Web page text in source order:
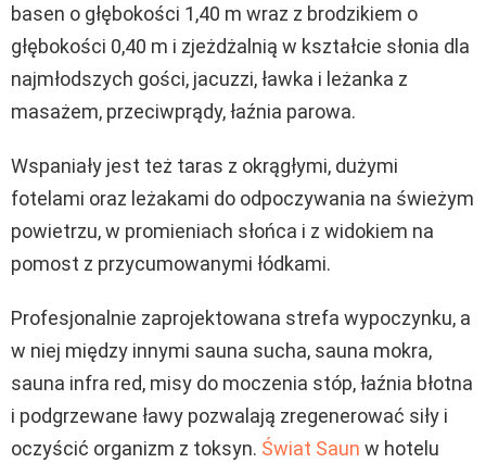
basen o głębokości 1,40 m wraz z brodzikiem o
głębokości 0,40 m i zjeżdżalnią w kształcie słonia dla
najmłodszych gości, jacuzzi, ławka i leżanka z
masażem, przeciwprądy, łaźnia parowa.
Wspaniały jest też taras z okrągłymi, dużymi
fotelami oraz leżakami do odpoczywania na świeżym
powietrzu, w promieniach słońca i z widokiem na
pomost z przycumowanymi łódkami.
Profesjonalnie zaprojektowana strefa wypoczynku, a
w niej między innymi sauna sucha, sauna mokra,
sauna infra red, misy do moczenia stóp, łaźnia błotna
i podgrzewane ławy pozwalają zregenerować siły i
oczyścić organizm z toksyn. Świat Saun w hotelu